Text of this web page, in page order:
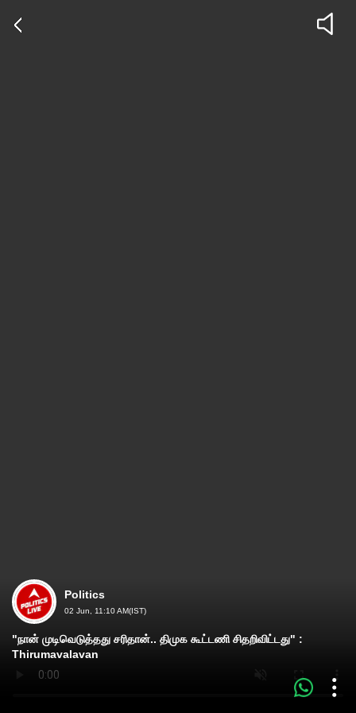
Politics
02 Jun, 11:10 AM(IST)
"நான் முடிவெடுத்தது சரிதான்.. திமுக கூட்டணி சிதறிவிட்டது" :
Thirumavalavan